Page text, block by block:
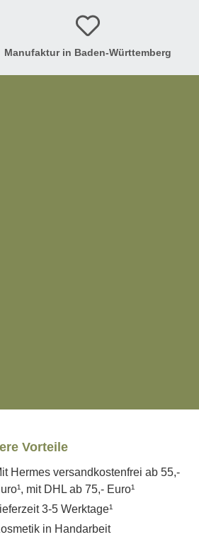
Manufaktur in Baden-Württemberg
Vorteile
Hermes versandkostenfrei ab 55,-
mit DHL ab 75,- Euro¹
3-5 Werktage¹
in Handarbeit